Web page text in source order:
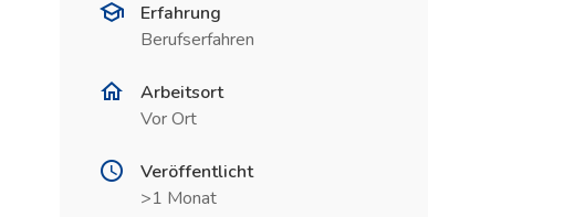
Erfahrung
Berufserfahren
Arbeitsort
Vor Ort
Veröffentlicht
>1 Monat